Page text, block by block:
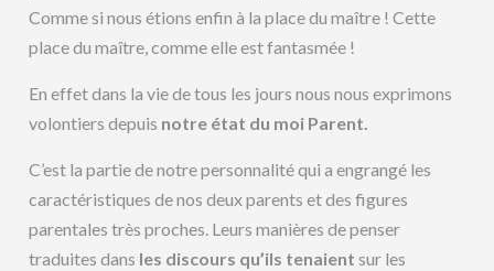
Comme si nous étions enfin à la place du maître ! Cette
place du maître, comme elle est fantasmée !
En effet dans la vie de tous les jours nous nous exprimons
volontiers depuis notre état du moi Parent.
C’est la partie de notre personnalité qui a engrangé les
caractéristiques de nos deux parents et des figures
parentales très proches. Leurs manières de penser
traduites dans les discours qu’ils tenaient sur les